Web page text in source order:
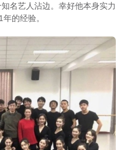
名艺人沾边。幸好他本身实力
的经验。